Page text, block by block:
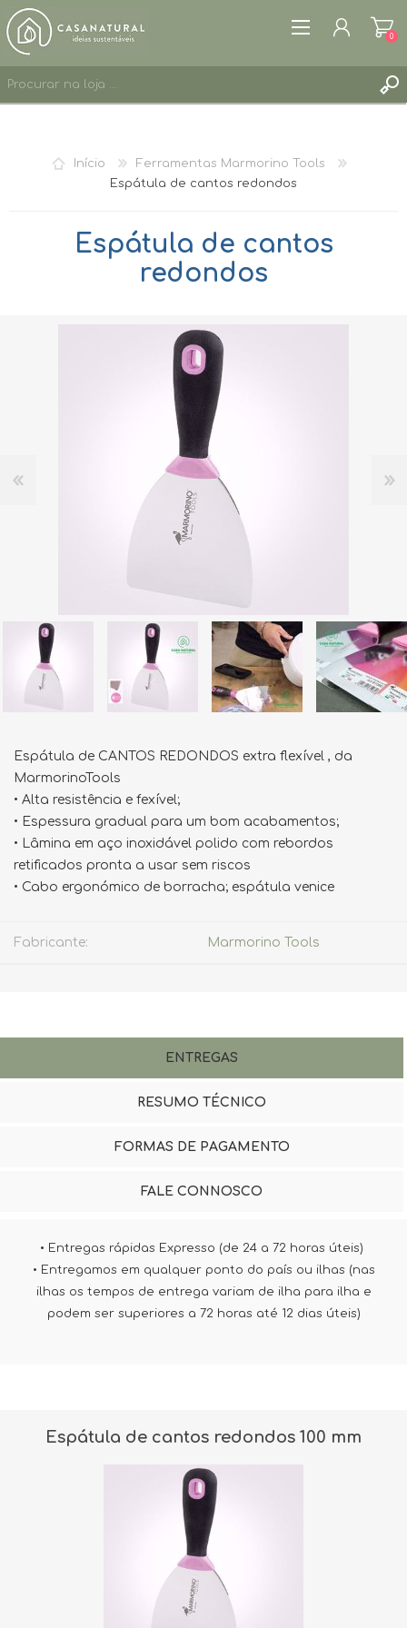
LISTA DE DESEJOS
0
Início
Ferramentas Marmorino Tools
Espátula de cantos redondos
Espátula de cantos
redondos
Espátula de CANTOS REDONDOS extra flexível , da
MarmorinoTools
• Alta resistência e fexível;
• Espessura gradual para um bom acabamentos;
• Lâmina em aço inoxidável polido com rebordos
retificados pronta a usar sem riscos
• Cabo ergonómico de borracha; espátula venice
Fabricante: Marmorino Tools
ENTREGAS
RESUMO TÉCNICO
FORMAS DE PAGAMENTO
FALE CONNOSCO
• Entregas rápidas Expresso (de 24 a 72 horas úteis)
• Entregamos em qualquer ponto do país ou ilhas (nas
ilhas os tempos de entrega variam de ilha para ilha e
podem ser superiores a 72 horas até 12 dias úteis)
Espátula de cantos redondos 100 mm